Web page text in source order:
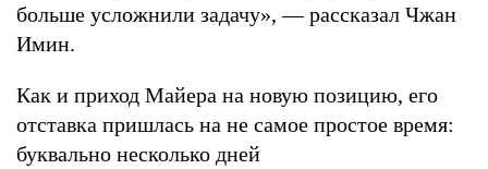
больше усложнили задачу», — рассказал Чжан
Имин.
Как и приход Майера на новую позицию, его
отставка пришлась на не самое простое время:
буквально несколько дней